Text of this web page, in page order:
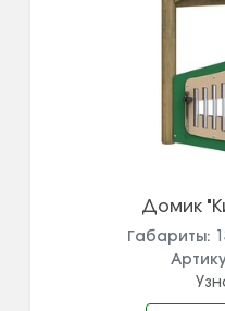
Домик
Габариты: